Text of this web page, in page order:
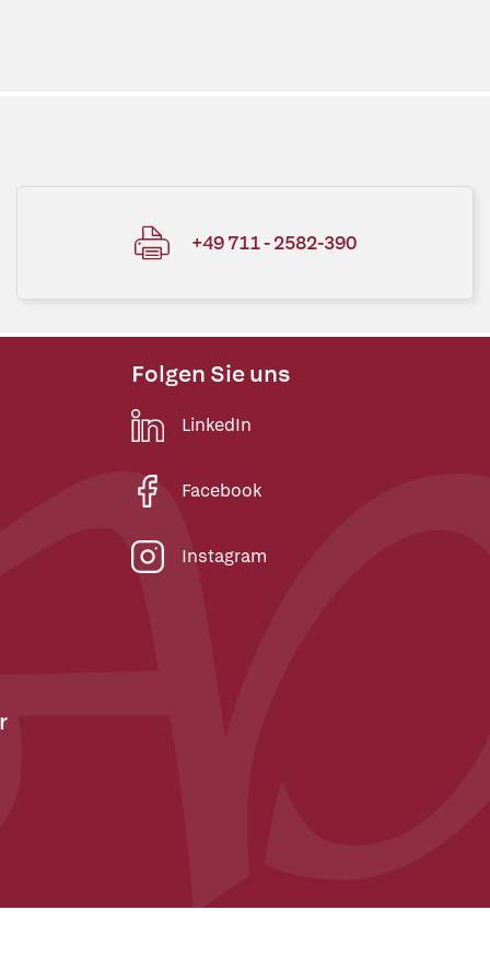
+49 711 - 2582-390
Folgen Sie uns
LinkedIn
Facebook
Instagram